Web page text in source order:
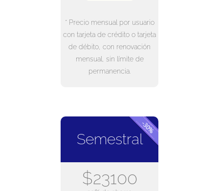
* Precio mensual por usuario
con tarjeta de crédito o tarjeta
de débito, con renovación
mensual, sin límite de
permanencia.
Semestral
$23100